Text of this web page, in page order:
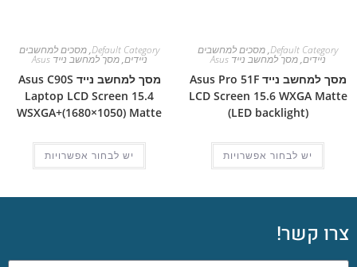
Default Category
,מסכים למחשבים
ניידים,מסך למחשב נייד Asus
מסך למחשב נייד Asus Pro 51F
LCD Screen 15.6 WXGA Matte
(LED backlight)
יש לבחור אפשרויות
Default Category
,מסכים למחשבים
ניידים,מסך למחשב נייד Asus
מסך למחשב נייד Asus C90S
Laptop LCD Screen 15.4
WSXGA+(1680×1050) Matte
יש לבחור אפשרויות
צרו קשר!